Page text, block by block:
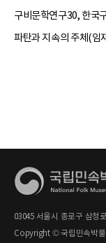
구비문학연구30, 한국
파탄과 지속의 주체(임
03045 서울시 종로구 삼청
Copyright © 국립민속박